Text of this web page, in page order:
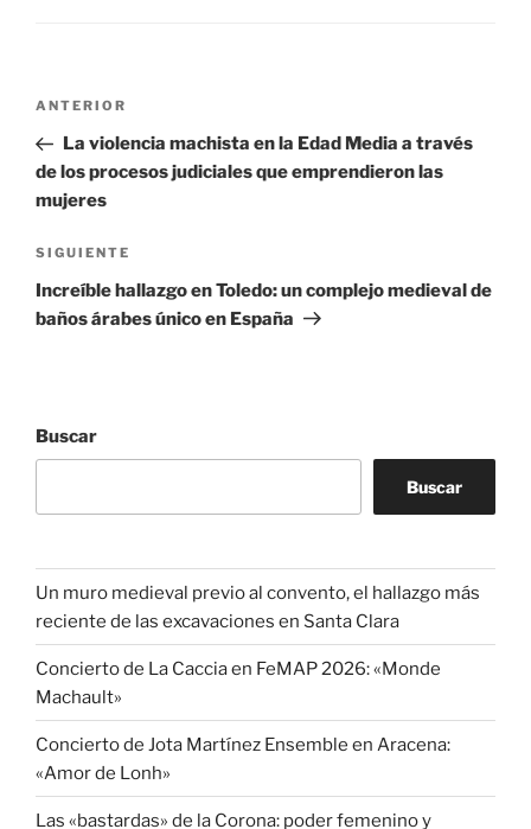
Navegación
entradas
Entrada
anterior:
ANTERIOR
La violencia machista en la Edad Media a través
de los procesos judiciales que emprendieron las
mujeres
Siguiente
entrada
SIGUIENTE
Increíble hallazgo en Toledo: un complejo medieval de
baños árabes único en España
Buscar
Buscar
Un muro medieval previo al convento, el hallazgo más
reciente de las excavaciones en Santa Clara
Concierto de La Caccia en FeMAP 2026: «Monde
Machault»
Concierto de Jota Martínez Ensemble en Aracena:
«Amor de Lonh»
Las «bastardas» de la Corona: poder femenino y